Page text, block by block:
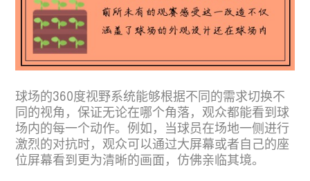
球场的360度视野系统能够根据不同的需求切换不
同的视角，保证无论在哪个角落，观众都能看到球
场内的每一个动作。例如，当球员在场地一侧进行
激烈的对抗时，观众可以通过大屏幕或者自己的座
位屏幕看到更为清晰的画面，仿佛亲临其境。